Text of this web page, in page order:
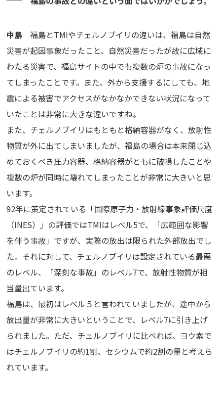
中島 福島とTMIやチェルノブイリの違いは、福島は自然
災害が起因事象だったこと、自然災害だったが故に広域に
わたる災害で、福島サイトの中でも複数の炉の事故になっ
てしまったことです。また、外から支援するにしても、地
震による被害でアクセスがなかなかできない状況になって
いたことは非常に大きな違いですね。
また、チェルノブイリはもともと格納容器がなく、放射性
物質が外に出てしまいましたが、福島の場合は本来閉じ込
めておくべき圧力容器、格納容器がともに破損したことや
複数の炉が同時に壊れてしまったことが非常に大きいと思
います。
92年に策定されている「国際原子力・放射線事象評価尺度
（INES）」の評価ではTMIはレベル5で、「広範囲な影響
を伴う事故」ですが、実際の放出は限られた外部放出でし
た。それに対して、チェルノブイリは設定されている最悪
のレベル、「深刻な事故」のレベル7で、放射性物質が相
当量出ています。
福島は、最初はレベル５と言われていましたが、途中から
放出量が非常に大きいということで、レベル7に引き上げ
られました。ただ、チェルノブイリに比べれば、ヨウ素で
はチェルノブイリの約1割、セシウムで約2割の量と考えら
れています。